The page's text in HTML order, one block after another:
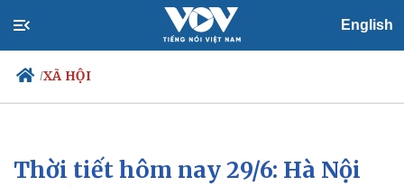
English
/XÃ HỘI
Chính trị
Xã hội
Thời tiết hôm nay 29/6: Hà Nội